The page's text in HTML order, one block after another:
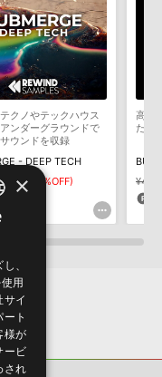
や詳細に関するお問い合
ください。
できることを紹介するた
原則として、デモソング
ん。また、デモソングを
クに含まれていることを
Access 非対応製
入ユーザー様専用となって
頂く必要がございます。
のサポート情
クノやテックハウス
ンダーグラウンドで
ウンドを収録
- DEEP TECH
高揚
たサ
×
、
用
イ
ト
様が
ービ
され